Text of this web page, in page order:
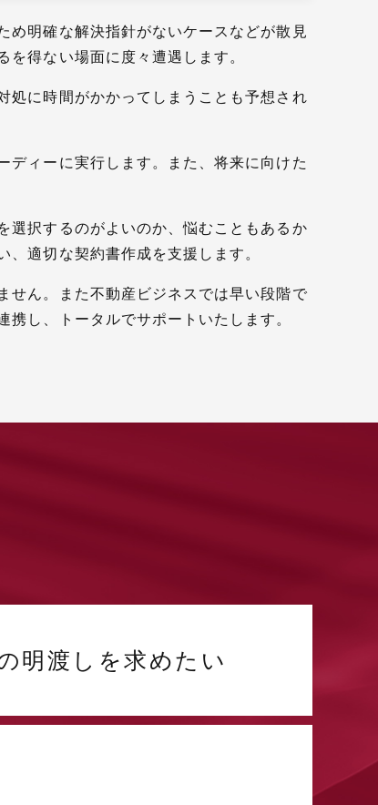
め明確な解決指針がないケースなどが散見
得ない場面に度々遭遇します。
処に時間がかかってしまうことも予想され
ディーに実行します。また、将来に向けた
選択するのがよいのか、悩むこともあるか
適切な契約書作成を支援します。
せん。また不動産ビジネスでは早い段階で
し、トータルでサポートいたします。
明渡しを求めたい